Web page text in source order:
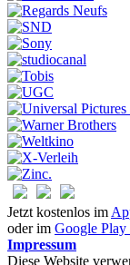
Jetzt kostenlos im
oder im Google Play
Impressum
Diese Website